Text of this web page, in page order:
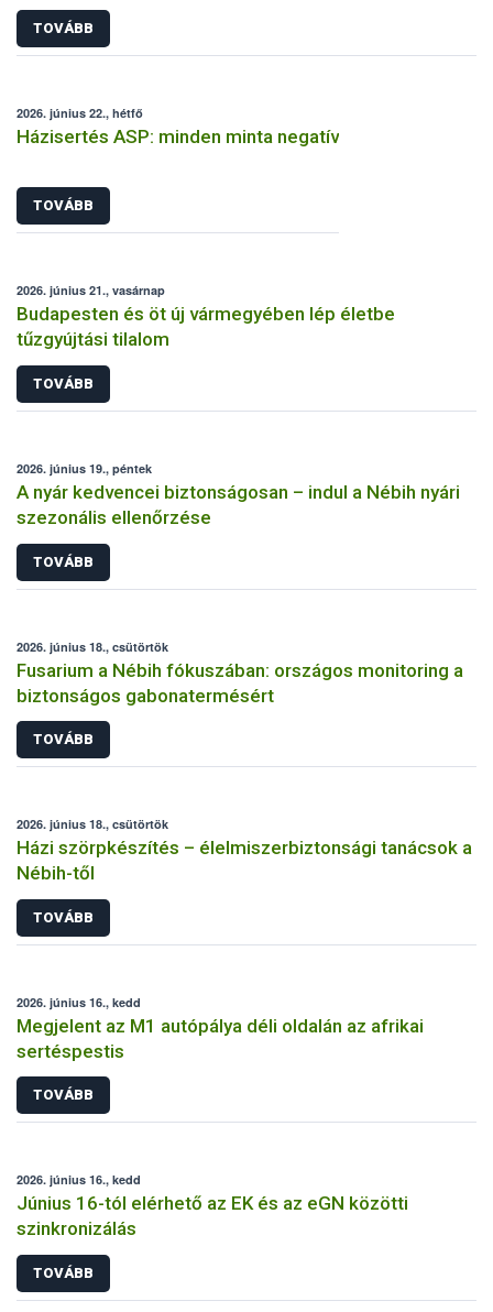
TOVÁBB
2026. június 22., hétfő
Házisertés ASP: minden minta negatív
TOVÁBB
2026. június 21., vasárnap
Budapesten és öt új vármegyében lép életbe
tűzgyújtási tilalom
TOVÁBB
2026. június 19., péntek
A nyár kedvencei biztonságosan – indul a Nébih nyári
szezonális ellenőrzése
TOVÁBB
2026. június 18., csütörtök
Fusarium a Nébih fókuszában: országos monitoring a
biztonságos gabonatermésért
TOVÁBB
2026. június 18., csütörtök
Házi szörpkészítés – élelmiszerbiztonsági tanácsok a
Nébih-től
TOVÁBB
2026. június 16., kedd
Megjelent az M1 autópálya déli oldalán az afrikai
sertéspestis
TOVÁBB
2026. június 16., kedd
Június 16-tól elérhető az EK és az eGN közötti
szinkronizálás
TOVÁBB